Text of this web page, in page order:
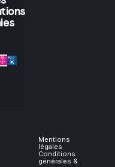
Mentions
légales
Conditions
générales &
let
me